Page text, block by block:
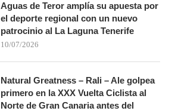
Aguas de Teror amplía su apuesta por
el deporte regional con un nuevo
patrocinio al La Laguna Tenerife
10/07/2026
Natural Greatness – Rali – Ale golpea
primero en la XXX Vuelta Ciclista al
Norte de Gran Canaria antes del